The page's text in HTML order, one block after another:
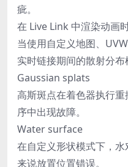
疵。
在 Live Link 中渲染动画
当使用自定义地图、
实时链接期间的散射分布
Gaussian splats
高斯斑点在着色器执行
序中出现故障。
Water surface
在自定义形状模式下，
来说放置位置错误。